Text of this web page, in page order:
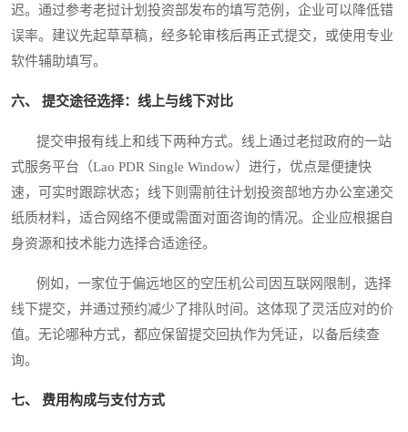
迟。通过参考老挝计划投资部发布的填写范例，企业可以降低错
误率。建议先起草草稿，经多轮审核后再正式提交，或使用专业
软件辅助填写。
六、 提交途径选择：线上与线下对比
提交申报有线上和线下两种方式。线上通过老挝政府的一站
式服务平台（Lao PDR Single Window）进行，优点是便捷快
速，可实时跟踪状态；线下则需前往计划投资部地方办公室递交
纸质材料，适合网络不便或需面对面咨询的情况。企业应根据自
身资源和技术能力选择合适途径。
例如，一家位于偏远地区的空压机公司因互联网限制，选择
线下提交，并通过预约减少了排队时间。这体现了灵活应对的价
值。无论哪种方式，都应保留提交回执作为凭证，以备后续查
询。
七、 费用构成与支付方式